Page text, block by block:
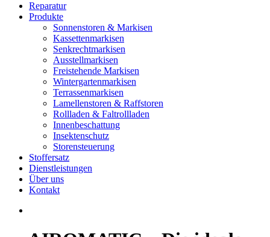
Reparatur
Produkte
Sonnenstoren & Markisen
Kassettenmarkisen
Senkrechtmarkisen
Ausstellmarkisen
Freistehende Markisen
Wintergartenmarkisen
Terrassenmarkisen
Lamellenstoren & Raffstoren
Rollladen & Faltrollladen
Innenbeschattung
Insektenschutz
Storensteuerung
Stoffersatz
Dienstleistungen
Über uns
Kontakt